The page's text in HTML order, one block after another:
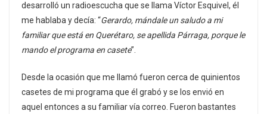
desarrolló un radioescucha que se llama Víctor Esquivel, él
me hablaba y decía: “Gerardo, mándale un saludo a mi
familiar que está en Querétaro, se apellida Párraga, porque le
mando el programa en casete”.
Desde la ocasión que me llamó fueron cerca de quinientos
casetes de mi programa que él grabó y se los envió en
aquel entonces a su familiar vía correo. Fueron bastantes